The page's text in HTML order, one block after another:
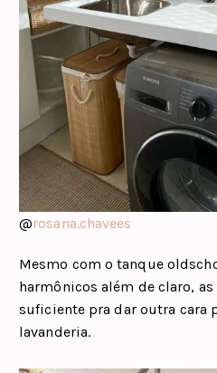
@rosana.chavees
Mesmo com o tanque
harmônicos além de claro,
suficiente pra dar outra cara
lavanderia.